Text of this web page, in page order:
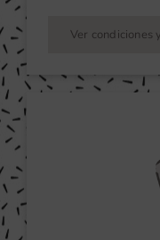
Ver condiciones